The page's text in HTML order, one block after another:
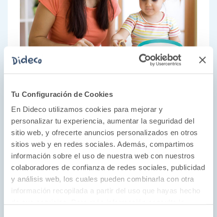
Tu Configuración de Cookies
En Dideco utilizamos cookies para mejorar y
personalizar tu experiencia, aumentar la seguridad del
sitio web, y ofrecerte anuncios personalizados en otros
sitios web y en redes sociales. Además, compartimos
información sobre el uso de nuestra web con nuestros
colaboradores de confianza de redes sociales, publicidad
y análisis web, los cuales pueden combinarla con otra
información recopilada a partir del uso que hayas hecho
¡Una aventura en cada caja!
Para Lúdilo, el juego en familia es una parte
fundamental del desarrollo de los pequeños y